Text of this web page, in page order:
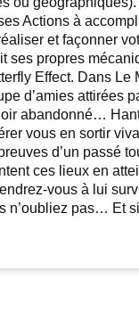
Actions à
et façonner
ses propres
Effect. Dans
d’amies attirées
abandonné…
vous en sortir
d’un passé
ces lieux en
vous à lui
n’oubliez pas… Et